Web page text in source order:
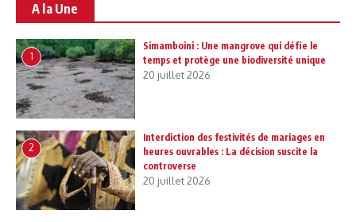
A la Une
1
Simamboini : Une mangrove qui défie le
temps et protège une biodiversité unique
20 juillet 2026
2
Interdiction des festivités de mariages en
heures ouvrables : La décision suscite la
controverse
20 juillet 2026